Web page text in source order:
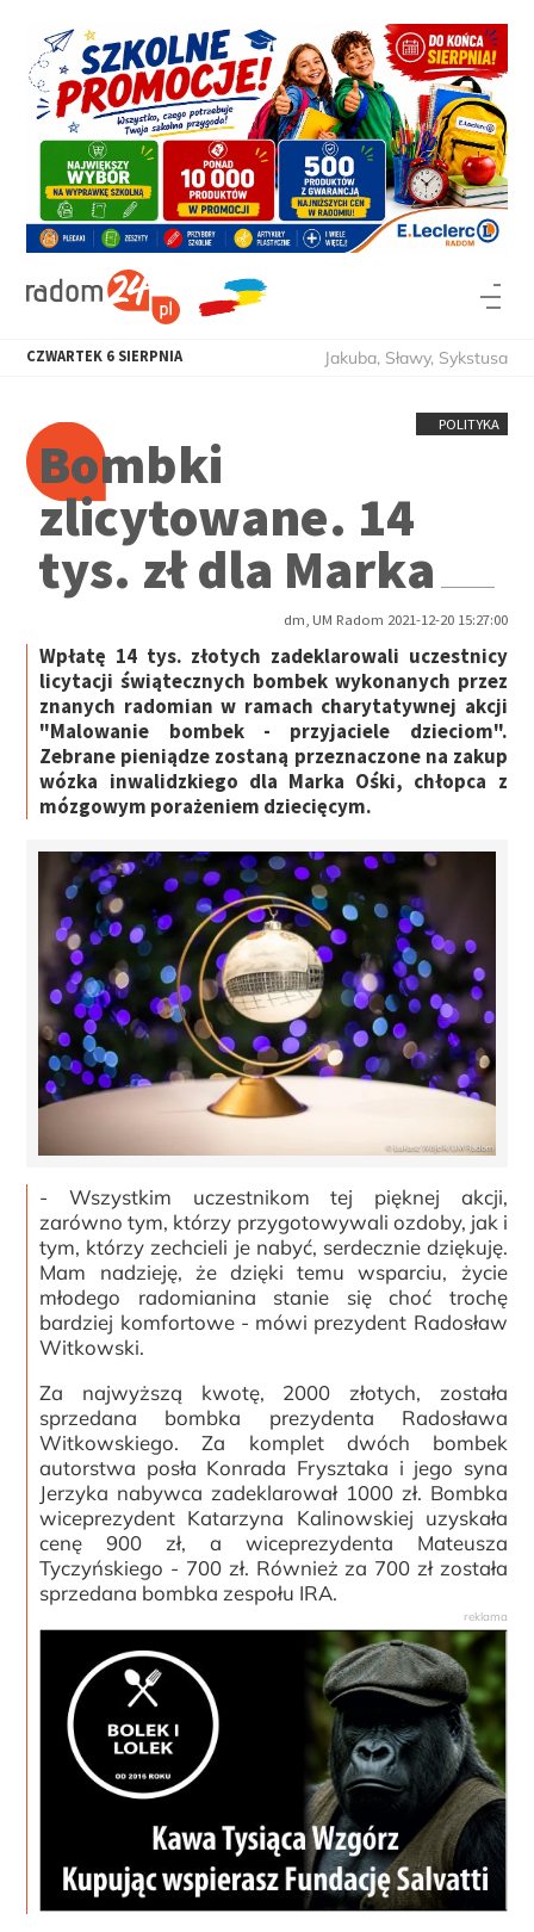
CZWARTEK 6 SIERPNIA Jakuba, Sławy, Sykstusa
POLITYKA
Bombki
zlicytowane. 14
tys. zł dla Marka
dm, UM Radom 2021-12-20 15:27:00
Wpłatę 14 tys. złotych zadeklarowali uczestnicy
licytacji świątecznych bombek wykonanych przez
znanych radomian w ramach charytatywnej akcji
"Malowanie bombek - przyjaciele dzieciom".
Zebrane pieniądze zostaną przeznaczone na zakup
wózka inwalidzkiego dla Marka Ośki, chłopca z
mózgowym porażeniem dziecięcym.
- Wszystkim uczestnikom tej pięknej akcji,
zarówno tym, którzy przygotowywali ozdoby, jak i
tym, którzy zechcieli je nabyć, serdecznie dziękuję.
Mam nadzieję, że dzięki temu wsparciu, życie
młodego radomianina stanie się choć trochę
bardziej komfortowe - mówi prezydent Radosław
Witkowski.
Za najwyższą kwotę, 2000 złotych, została
sprzedana bombka prezydenta Radosława
Witkowskiego. Za komplet dwóch bombek
autorstwa posła Konrada Frysztaka i jego syna
Jerzyka nabywca zadeklarował 1000 zł. Bombka
wiceprezydent Katarzyna Kalinowskiej uzyskała
cenę 900 zł, a wiceprezydenta Mateusza
Tyczyńskiego - 700 zł. Również za 700 zł została
sprzedana bombka zespołu IRA.